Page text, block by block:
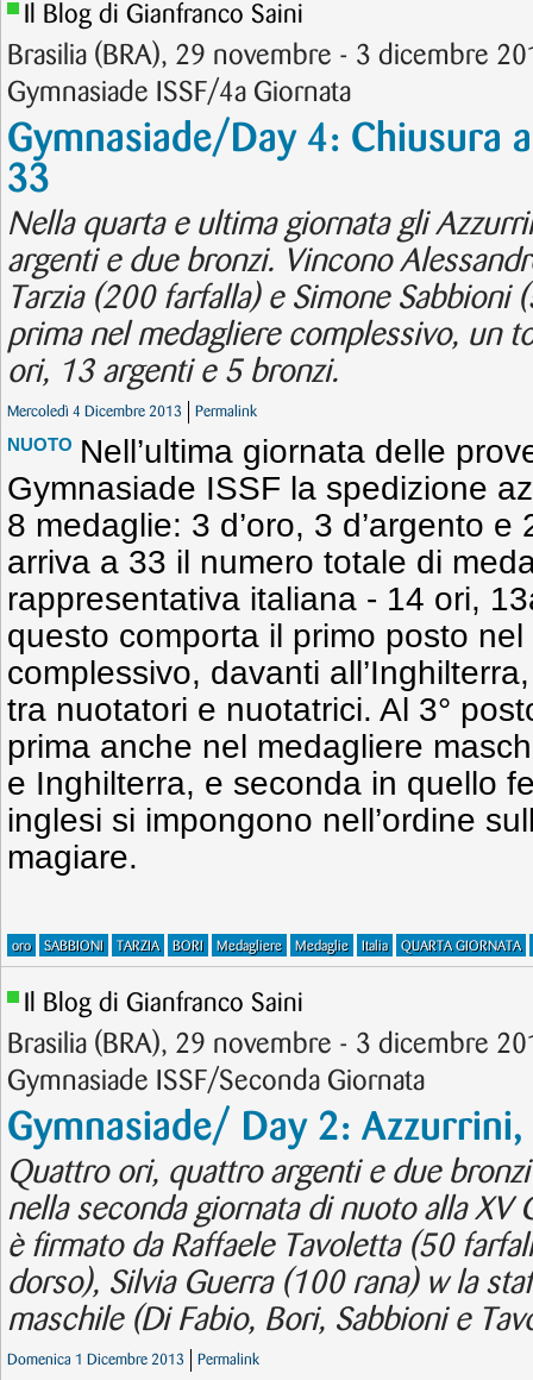
Il Blog di Gianfranco Saini
Brasilia (BRA), 29 novembre - 3 dicembre
Gymnasiade ISSF/4a Giornata
Gymnasiade/Day 4: Chiusura
33
Nella quarta e ultima giornata gli
argenti e due bronzi. Vincono
Tarzia (200 farfalla) e Simone Sabbioni
prima nel medagliere complessivo, un
ori, 13 argenti e 5 bronzi.
Mercoledì 4 Dicembre 2013 Permalink
NUOTO Nell’ultima giornata delle
Gymnasiade ISSF la spedizione
8 medaglie: 3 d’oro, 3 d’argento
arriva a 33 il numero totale di
rappresentativa italiana - 14 ori,
questo comporta il primo posto
complessivo, davanti
tra nuotatori e nuotatrici. Al 3°
prima anche nel medagliere
e Inghilterra, e seconda in quello
inglesi si impongono nell’ordine
magiare.
oro SABBIONI TARZIA BORI Medagliere Medaglie Italia QUARTA GIORNATA
Il Blog di Gianfranco Saini
Brasilia (BRA), 29 novembre - 3 dicembre
Gymnasiade ISSF/Seconda Giornata
Gymnasiade/ Day 2:
Quattro ori, quattro argenti e due
nella seconda giornata di nuoto alla XV
è firmato da Raffaele Tavoletta (50
dorso), Silvia Guerra (100 rana) w la
maschile (Di Fabio, Bori, Sabbioni e
Domenica 1 Dicembre 2013 Permalink